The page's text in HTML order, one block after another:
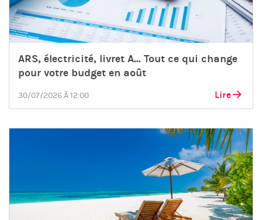
ARS, électricité, livret A… Tout ce qui change
pour votre budget en août
30/07/2026 À 12:00 Lire